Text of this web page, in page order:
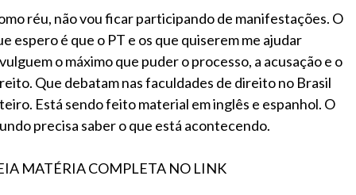
réu, não vou ficar participando de manifestações. O
espero é que o PT e os que quiserem me ajudar
o máximo que puder o processo, a acusação e o
Que debatam nas faculdades de direito no Brasil
Está sendo feito material em inglês e espanhol. O
precisa saber o que está acontecendo.
MATÉRIA COMPLETA NO LINK